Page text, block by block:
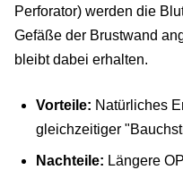
Perforator) werden die
Gefäße der Brustwand
bleibt dabei erhalten.
Vorteile: Natürliches
gleichzeitiger
Nachteile: Längere